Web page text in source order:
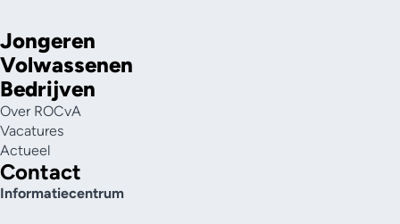
Jongeren
Volwassenen
Bedrijven
Over ROCvA
Vacatures
Actueel
Contact
Informatiecentrum